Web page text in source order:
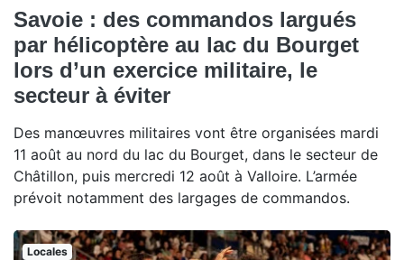
Savoie : des commandos largués
par hélicoptère au lac du Bourget
lors d’un exercice militaire, le
secteur à éviter
Des manœuvres militaires vont être organisées mardi
11 août au nord du lac du Bourget, dans le secteur de
Châtillon, puis mercredi 12 août à Valloire. L’armée
prévoit notamment des largages de commandos.
Locales